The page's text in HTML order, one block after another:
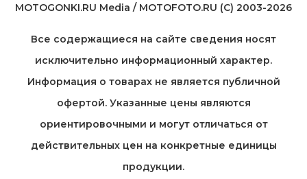
MOTOGONKI.RU Media / MOTOFOTO.RU (C) 2003-2026
Все содержащиеся на cайте сведения носят
исключительно информационный характер.
Информация о товарах не является публичной
офертой. Указанные цены являются
ориентировочными и могут отличаться от
действительных цен на конкретные единицы
продукции.